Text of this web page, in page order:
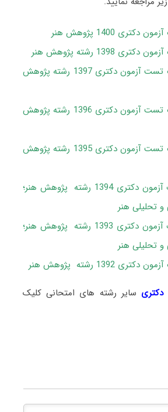
1400 پژوهش هنر
1398 رشته پژوهش هنر
دانلود سؤالات تست آزمون دکتری 1397 رشته پژوهش
دانلود سؤالات تست آزمون دکتری 1396 رشته پژوهش
دانلود سؤالات تست آزمون دکتری 1395 رشته پژوهش
دانلود سؤالات آزمون دکتری 1394 رشته پژوهش هنر؛
و تحلیلی هنر
دانلود سؤالات آزمون دکتری 1393 رشته پژوهش هنر؛
و تحلیلی هنر
1392 رشته پژوهش هنر
دکتری سایر رشته های امتحانی کلیک